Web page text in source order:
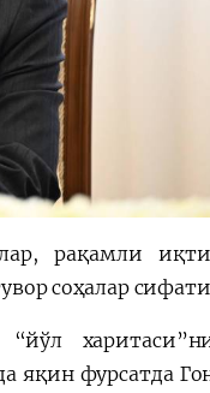
рақамли
соҳалар
фурсатда